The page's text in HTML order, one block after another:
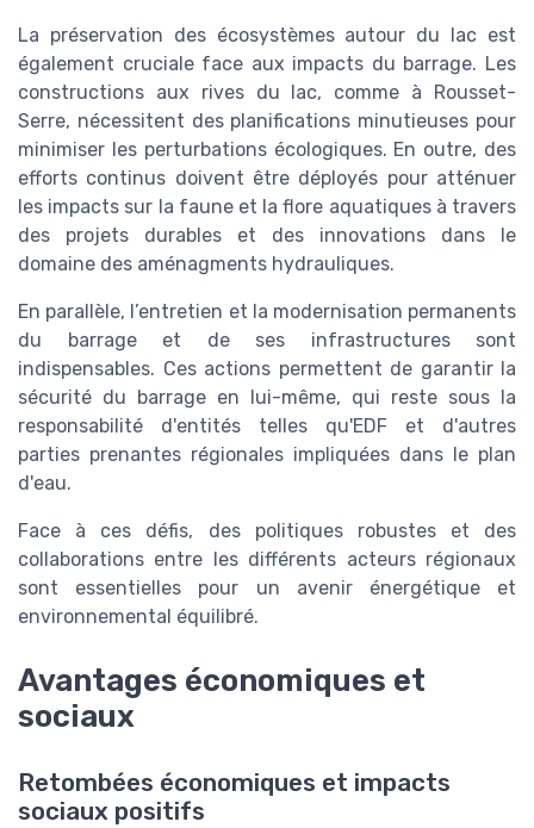
La préservation des écosystèmes autour du lac est
également cruciale face aux impacts du barrage. Les
constructions aux rives du lac, comme à Rousset-
Serre, nécessitent des planifications minutieuses pour
minimiser les perturbations écologiques. En outre, des
efforts continus doivent être déployés pour atténuer
les impacts sur la faune et la flore aquatiques à travers
des projets durables et des innovations dans le
domaine des aménagments hydrauliques.
En parallèle, l’entretien et la modernisation permanents
du barrage et de ses infrastructures sont
indispensables. Ces actions permettent de garantir la
sécurité du barrage en lui-même, qui reste sous la
responsabilité d'entités telles qu'EDF et d'autres
parties prenantes régionales impliquées dans le plan
d'eau.
Face à ces défis, des politiques robustes et des
collaborations entre les différents acteurs régionaux
sont essentielles pour un avenir énergétique et
environnemental équilibré.
Avantages économiques et
sociaux
Retombées économiques et impacts
sociaux positifs